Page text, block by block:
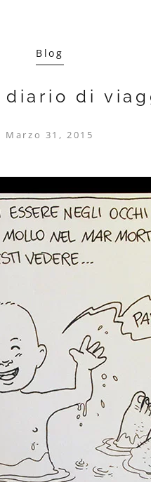
Blog
di
Marzo 31, 2015